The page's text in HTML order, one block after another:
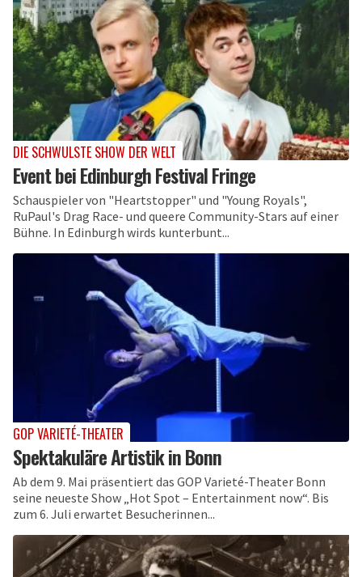
DIE SCHWULSTE SHOW DER WELT
Event bei Edinburgh Festival Fringe
Schauspieler von "Heartstopper" und "Young Royals",
RuPaul's Drag Race- und queere Community-Stars auf einer
Bühne. In Edinburgh wirds kunterbunt...
GOP VARIETÉ-THEATER
Spektakuläre Artistik in Bonn
Ab dem 9. Mai präsentiert das GOP Varieté-Theater Bonn
seine neueste Show „Hot Spot – Entertainment now“. Bis
zum 6. Juli erwartet Besucherinnen...